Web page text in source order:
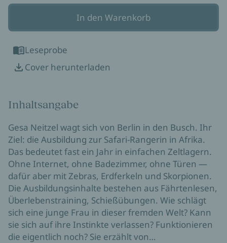
In den Warenkorb
Leseprobe
Cover herunterladen
Inhaltsangabe
Gesa Neitzel wagt sich von Berlin in den Busch. Ihr
Ziel: die Ausbildung zur Safari-Rangerin in Afrika.
Das bedeutet fast ein Jahr in einfachen Zeltlagern.
Ohne Internet, ohne Badezimmer, ohne Türen —
dafür aber mit Zebras, Erdferkeln und Skorpionen.
Die Ausbildungsinhalte bestehen aus Fährtenlesen,
Überlebenstraining, Schießübungen. Wie schlägt
sich eine junge Frau in dieser fremden Welt? Kann
sie sich auf ihre Instinkte verlassen? Funktionieren
die eigentlich noch? Sie erzählt von